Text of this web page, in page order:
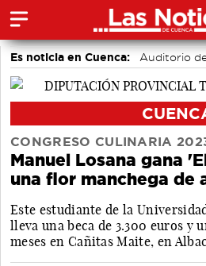
Es noticia en Cuenca: Auditorio
CONGRESO CULINARIA
Manuel Losana gana
una flor manchega de
Este estudiante de la
lleva una beca de 3.300 euros y
meses en Cañitas Maite, en